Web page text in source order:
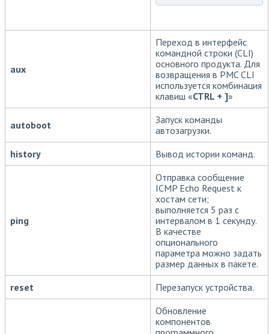
aux
Переход в интерфейс
командной строки (CLI)
основного продукта. Для
возвращения в PMC CLI
используется комбинация
клавиш «CTRL + ]»
autoboot
Запуск команды
автозагрузки.
history
Вывод истории команд.
ping
Отправка сообщение
ICMP Echo Request к
хостам сети;
выполняется 5 раз с
интервалом в 1 секунду.
В качестве
опционального
параметра можно задать
размер данных в пакете.
reset
Перезапуск устройства.
Обновление
компонентов